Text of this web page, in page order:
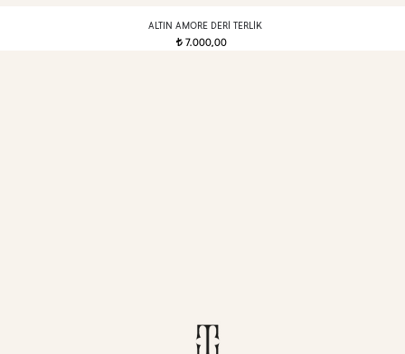
ALTIN AMORE DERI TERLIK
t 7.000,00